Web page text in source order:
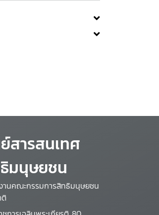
สารสนเทศ
มนุษยชน
านคณะกรรมการสิทธิมนุษยชน